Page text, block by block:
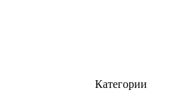
Категории